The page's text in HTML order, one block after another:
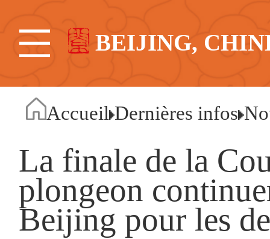
BEIJING,
Accueil Dernières infos
La finale de la
plongeon
Beijing pour les